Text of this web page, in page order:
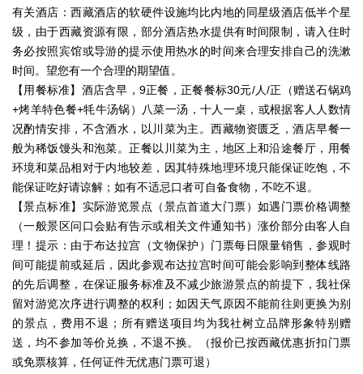
有关酒店：西藏酒店的软硬件设施均比内地的同星级酒店低半个星
级，由于西藏资源有限，部分酒店热水提供有时间限制，请入住时
务必按照宾馆或导游的提示使用热水的时间来合理安排自己的洗漱
时间。望您有一个合理的期望值。
【用餐标准】酒店含早，9正餐，正餐餐标30元/人/正（赠送石锅鸡
+烤羊特色餐+牦牛汤锅）八菜一汤，十人一桌，或根据客人人数情
况酌情安排，不含酒水，以川菜为主。西藏物资匮乏，酒店早餐一
般为稀饭馒头和泡菜。正餐以川菜为主，地区上和沿途餐厅，用餐
环境和菜品相对于内地较差，因其特殊地理环境只能保证吃饱，不
能保证吃好请谅解；如有不适忌口者可自备食物，不吃不退。
【景点标准】实际游览景点（景点首道大门票）如遇门票价格调整
（一般景区问口会贴有告示或相关文件通知书）涨价部分由客人自
理！提示：由于布达拉宫（文物保护）门票每日限量销售，参观时
间可能提前或延后，因此参观布达拉宫时间可能会影响到整体线路
的先后调整，在保证服务标准及不减少旅游景点的前提下，我社保
留对游览次序进行调整的权利；如因天气原因不能前往则更换为别
的景点，费用不退；所有赠送项目均为我社树立品牌形象特别赠
送，均不参加等价兑换，不退不换。（报价已按西藏优惠折扣门票
或免票核算，任何证件无优惠门票可退）